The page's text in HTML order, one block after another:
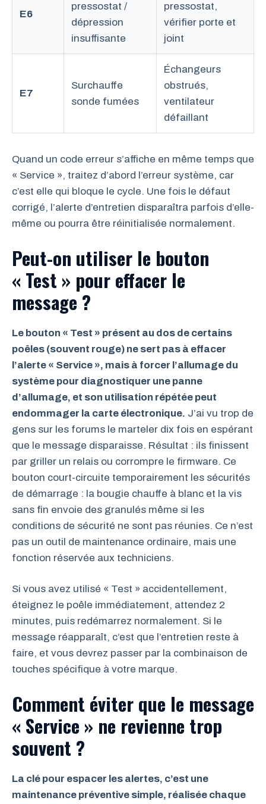
E6
pressostat /
dépression
insuffisante
pressostat,
vérifier porte et
joint
E7
Surchauffe
sonde fumées
Échangeurs
obstrués,
ventilateur
défaillant
Quand un code erreur s’affiche en même temps que
« Service », traitez d’abord l’erreur système, car
c’est elle qui bloque le cycle. Une fois le défaut
corrigé, l’alerte d’entretien disparaîtra parfois d’elle-
même ou pourra être réinitialisée normalement.
Peut-on utiliser le bouton
« Test » pour effacer le
message ?
Le bouton « Test » présent au dos de certains
poêles (souvent rouge) ne sert pas à effacer
l’alerte « Service », mais à forcer l’allumage du
système pour diagnostiquer une panne
d’allumage, et son utilisation répétée peut
endommager la carte électronique. J’ai vu trop de
gens sur les forums le marteler dix fois en espérant
que le message disparaisse. Résultat : ils finissent
par griller un relais ou corrompre le firmware. Ce
bouton court-circuite temporairement les sécurités
de démarrage : la bougie chauffe à blanc et la vis
sans fin envoie des granulés même si les
conditions de sécurité ne sont pas réunies. Ce n’est
pas un outil de maintenance ordinaire, mais une
fonction réservée aux techniciens.
Si vous avez utilisé « Test » accidentellement,
éteignez le poêle immédiatement, attendez 2
minutes, puis redémarrez normalement. Si le
message réapparaît, c’est que l’entretien reste à
faire, et vous devrez passer par la combinaison de
touches spécifique à votre marque.
Comment éviter que le message
« Service » ne revienne trop
souvent ?
La clé pour espacer les alertes, c’est une
maintenance préventive simple, réalisée chaque